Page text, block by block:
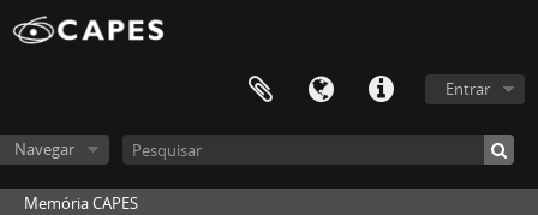
Entrar
Navegar
Memória CAPES